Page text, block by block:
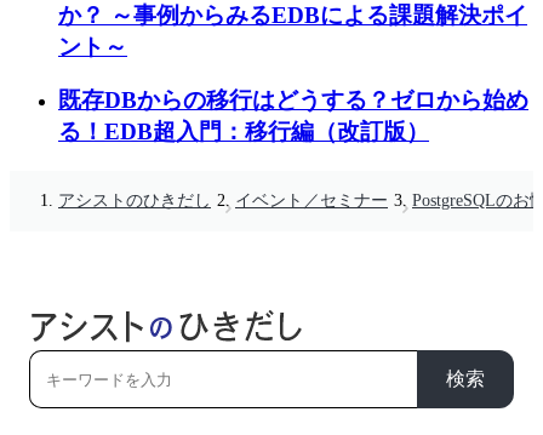
か？ ～事例からみるEDBによる課題解決ポイ
ント～
既存DBからの移行はどうする？ゼロから始め
る！EDB超入門：移行編（改訂版）
アシストのひきだし イベント／セミナー PostgreSQLのお
検索